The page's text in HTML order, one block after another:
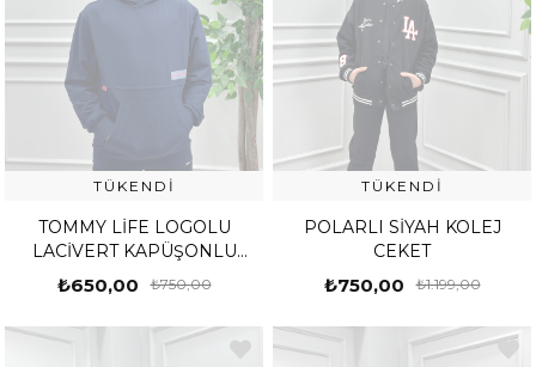
TÜKENDI
TOMMY LİFE LOGOLU
LACİVERT KAPÜŞONLU
SWEATHİRT
₺650,00 ₺750,00
TÜKENDI
POLARLI SİYAH KOLEJ
CEKET
₺750,00 ₺1.199,00